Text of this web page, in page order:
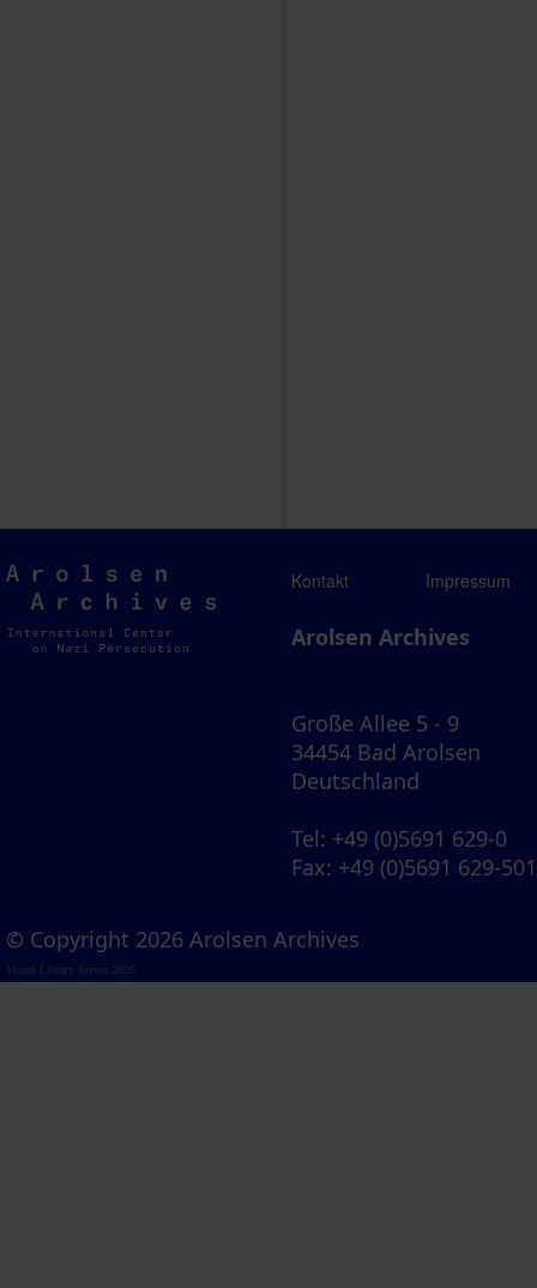
Arolsen
Archives
Kontakt Impressum
Arolsen Archives
Große Allee 5 - 9
34454 Bad Arolsen
Deutschland
Tel: +49 (0)5691 629-0
Fax: +49 (0)5691 629-501
© Copyright 2026 Arolsen Archives
Visual Library Server 2026